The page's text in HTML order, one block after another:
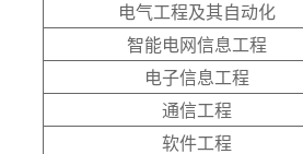
电气工程及其自动化
智能电网信息工程
电子信息工程
通信工程
软件工程